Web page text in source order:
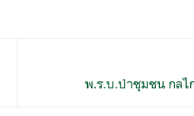
พ.ร.บ.ป่าชุมชน กลไ